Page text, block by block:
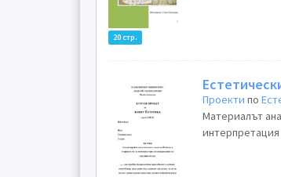
20 стр.
Проекти по
Материалът
интерпретация